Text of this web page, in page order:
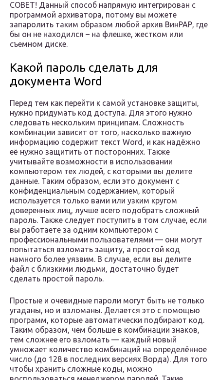
СОВЕТ! Данный способ напрямую интегрирован с
программой архиватора, потому вы можете
запаролить таким образом любой архив ВинРАР, где
бы он не находился – на флешке, жестком или
съемном диске.
Какой пароль сделать для
документа Word
Перед тем как перейти к самой установке защиты,
нужно придумать код доступа. Для этого нужно
следовать нескольким принципам. Сложность
комбинации зависит от того, насколько важную
информацию содержит текст Word, и как надёжно
её нужно защитить от посторонних. Также
учитывайте возможности в использовании
компьютером тех людей, с которыми вы делите
данные. Таким образом, если это документ с
конфиденциальным содержанием, который
используется только вами или узким кругом
доверенных лиц, лучше всего подобрать сложный
пароль. Также следует поступить в том случае, если
вы работаете за одним компьютером с
профессиональными пользователями — они могут
попытаться взломать защиту, а простой код
намного более уязвим. В случае, если вы делите
файл с близкими людьми, достаточно будет
сделать простой пароль.
Простые и очевидные пароли могут быть не только
угаданы, но и взломаны. Делается это с помощью
программ, которые автоматически подбирают код.
Таким образом, чем больше в комбинации знаков,
тем сложнее его взломать — каждый новый
умножает количество комбинаций на определённое
число (до 128 в последних версиях Ворда). Для того
чтобы хранить сложные коды, можно